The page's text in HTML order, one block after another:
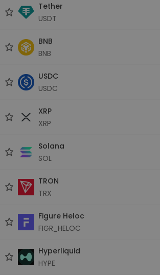
Tether
USDT
BNB
BNB
USDC
USDC
XRP
XRP
Solana
SOL
TRON
TRX
Figure Heloc
FIGR_HELOC
Hyperliquid
HYPE